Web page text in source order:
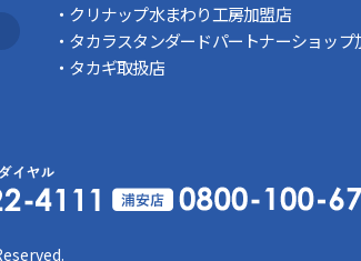
クリナップ水まわり工房加盟店
タカラスタンダードパートナーショップ
タカギ取扱店